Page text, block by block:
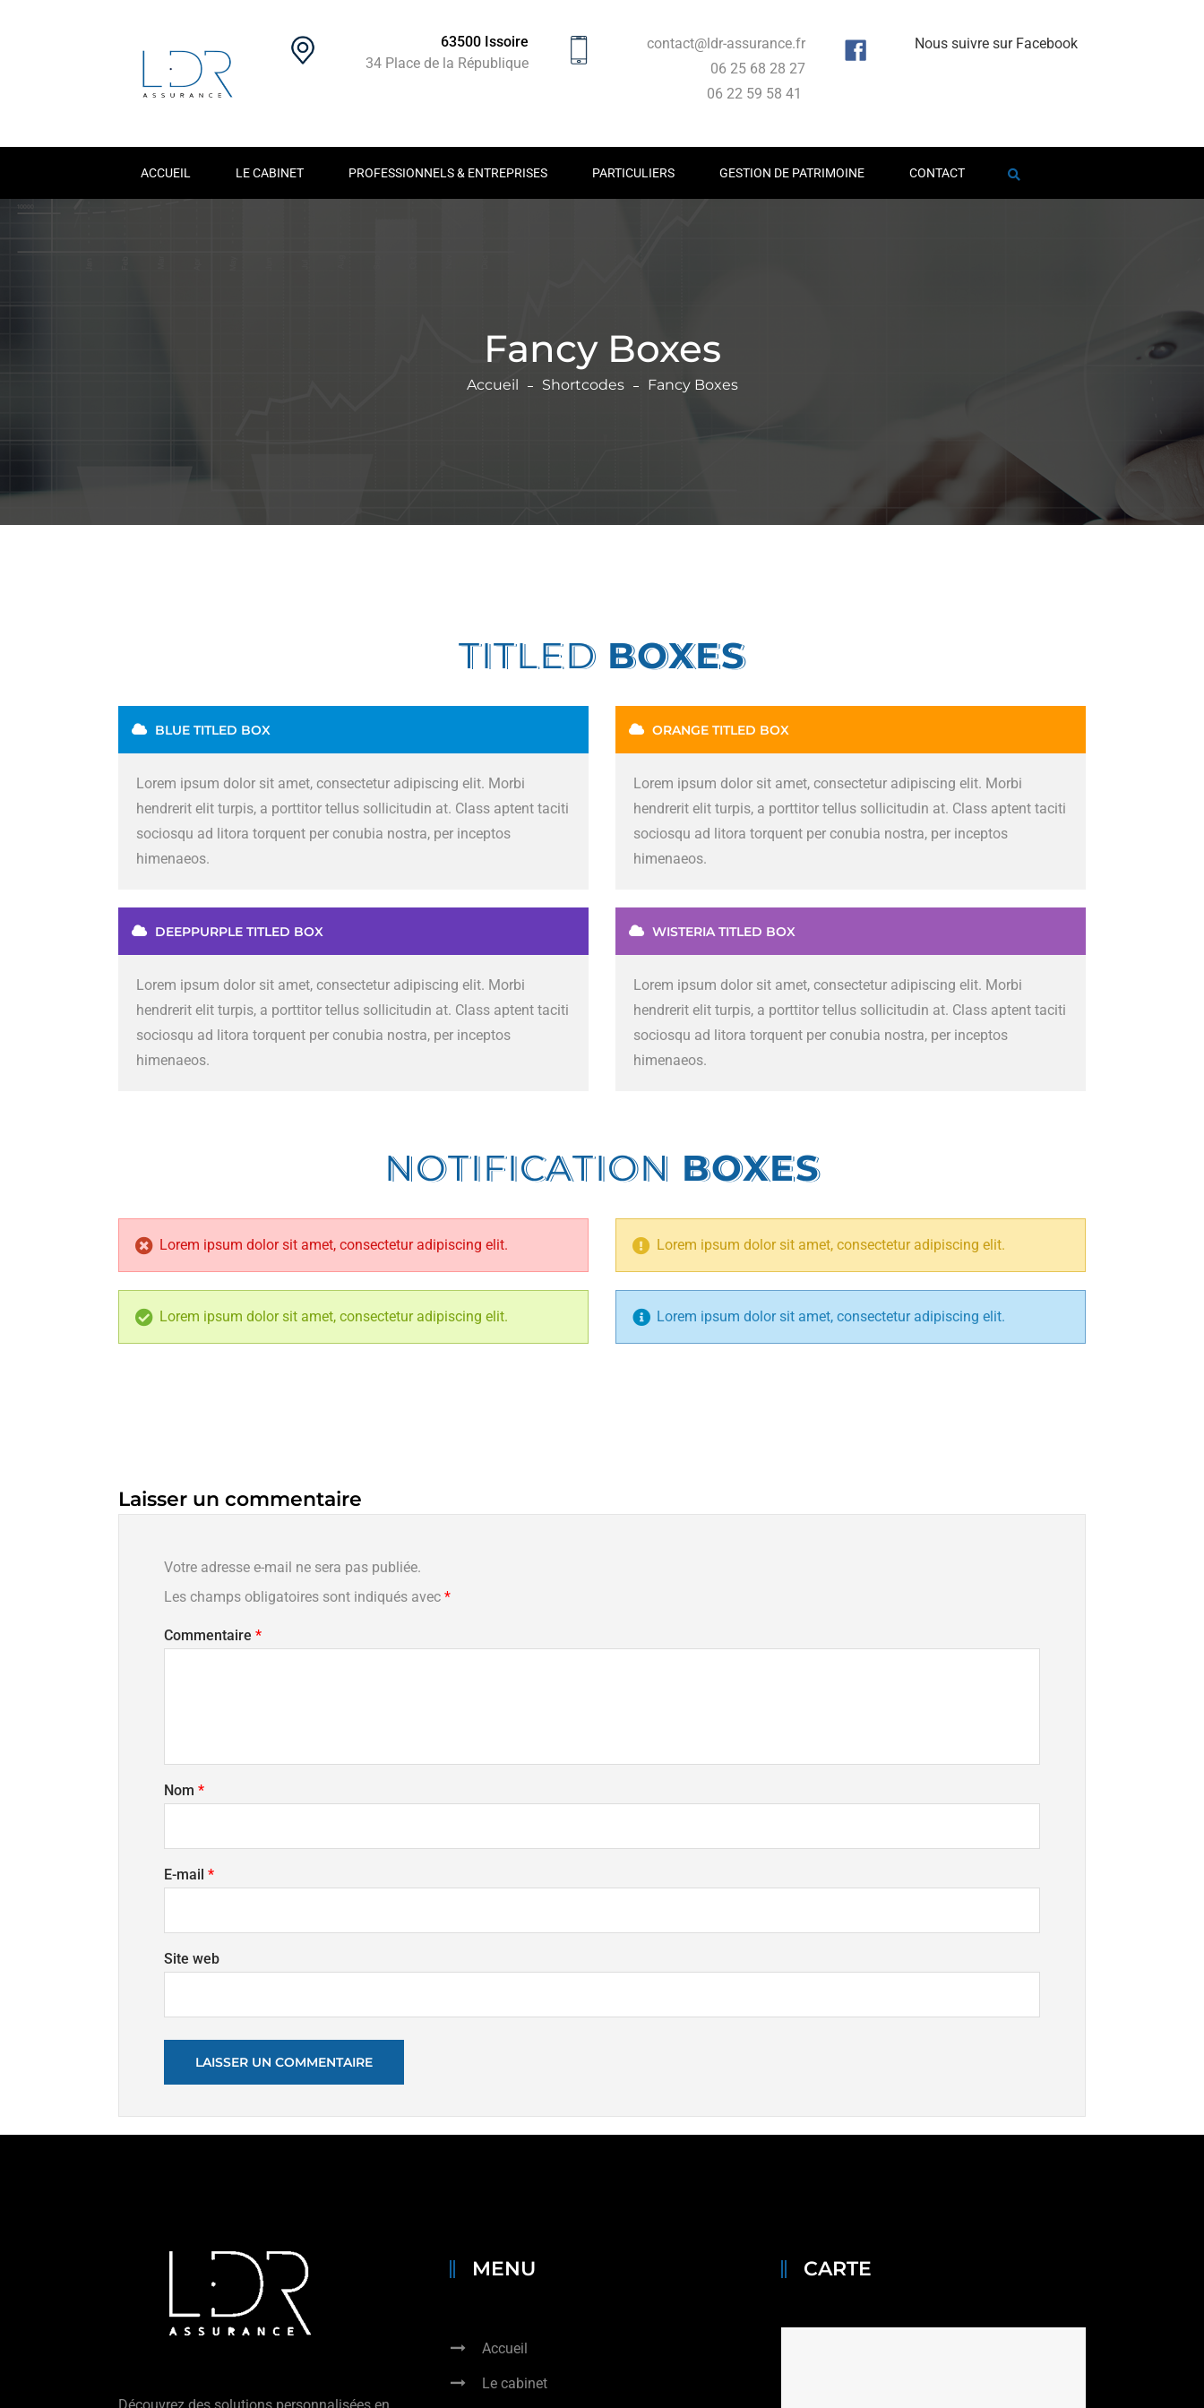
63500 Issoire
34 Place de la République
contact@ldr-assurance.fr
06 25 68 28 27
06 22 59 58 41
Nous suivre sur Facebook
ACCUEIL LE CABINET PROFESSIONNELS & ENTREPRISES PARTICULIERS GESTION DE PATRIMOINE CONTACT
Fancy Boxes
Accueil Shortcodes Fancy Boxes
TITLED BOXES
BLUE TITLED BOX
Lorem ipsum dolor sit amet, consectetur adipiscing elit. Morbi
hendrerit elit turpis, a porttitor tellus sollicitudin at. Class aptent taciti
sociosqu ad litora torquent per conubia nostra, per inceptos
himenaeos.
ORANGE TITLED BOX
Lorem ipsum dolor sit amet, consectetur adipiscing elit. Morbi
hendrerit elit turpis, a porttitor tellus sollicitudin at. Class aptent taciti
sociosqu ad litora torquent per conubia nostra, per inceptos
himenaeos.
DEEPPURPLE TITLED BOX
Lorem ipsum dolor sit amet, consectetur adipiscing elit. Morbi
hendrerit elit turpis, a porttitor tellus sollicitudin at. Class aptent taciti
sociosqu ad litora torquent per conubia nostra, per inceptos
himenaeos.
WISTERIA TITLED BOX
Lorem ipsum dolor sit amet, consectetur adipiscing elit. Morbi
hendrerit elit turpis, a porttitor tellus sollicitudin at. Class aptent taciti
sociosqu ad litora torquent per conubia nostra, per inceptos
himenaeos.
NOTIFICATION BOXES
Lorem ipsum dolor sit amet, consectetur adipiscing elit. Lorem ipsum dolor sit amet, consectetur adipiscing elit.
Lorem ipsum dolor sit amet, consectetur adipiscing elit. Lorem ipsum dolor sit amet, consectetur adipiscing elit.
Laisser un commentaire
Votre adresse e-mail ne sera pas publiée.
Les champs obligatoires sont indiqués avec *
Commentaire *
Nom *
E-mail *
Site web
MENU
Accueil
Le cabinet
CARTE